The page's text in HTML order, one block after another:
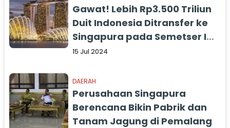
Gawat! Lebih Rp3.500 Triliun
Duit Indonesia Ditransfer ke
Singapura pada Semetser I
2024
15 Jul 2024
DAERAH
Perusahaan Singapura
Berencana Bikin Pabrik dan
Tanam Jagung di Pemalang